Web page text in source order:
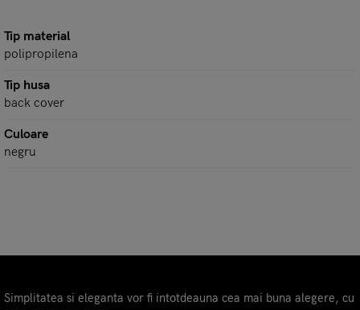
Tip material
polipropilena
Tip husa
back cover
Culoare
negru
Simplitatea si eleganta vor fi intotdeauna cea mai buna alegere, cu